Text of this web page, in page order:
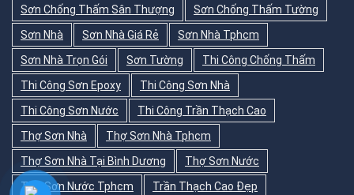
Sơn Chống Thấm Sân Thượng
Sơn Chống Thấm Tường
Sơn Nhà
Sơn Nhà Giá Rẻ
Sơn Nhà Tphcm
Sơn Nhà Trọn Gói
Sơn Tường
Thi Công Chống Thấm
Thi Công Sơn Epoxy
Thi Công Sơn Nhà
Thi Công Sơn Nước
Thi Công Trần Thạch Cao
Thợ Sơn Nhà
Thợ Sơn Nhà Tphcm
Thợ Sơn Nhà Tại Bình Dương
Thợ Sơn Nước
Thợ Sơn Nước Tphcm
Trần Thạch Cao Đẹp